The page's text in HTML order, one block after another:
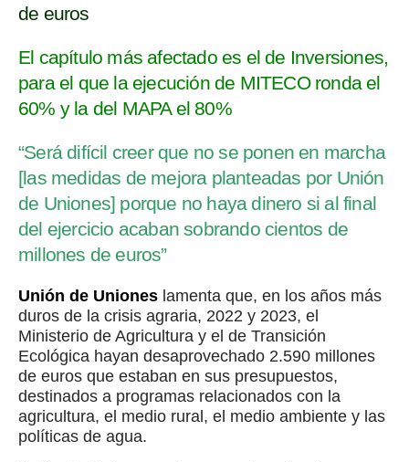
de euros
El capítulo más afectado es el de Inversiones,
para el que la ejecución de MITECO ronda el
60% y la del MAPA el 80%
“Será difícil creer que no se ponen en marcha
[las medidas de mejora planteadas por Unión
de Uniones] porque no haya dinero si al final
del ejercicio acaban sobrando cientos de
millones de euros”
Unión de Uniones lamenta que, en los años más
duros de la crisis agraria, 2022 y 2023, el
Ministerio de Agricultura y el de Transición
Ecológica hayan desaprovechado 2.590 millones
de euros que estaban en sus presupuestos,
destinados a programas relacionados con la
agricultura, el medio rural, el medio ambiente y las
políticas de agua.